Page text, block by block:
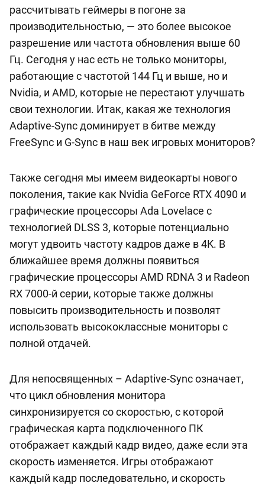
рассчитывать геймеры в погоне за
производительностью, — это более высокое
разрешение или частота обновления выше 60
Гц. Сегодня у нас есть не только мониторы,
работающие с частотой 144 Гц и выше, но и
Nvidia, и AMD, которые не перестают улучшать
свои технологии. Итак, какая же технология
Adaptive-Sync доминирует в битве между
FreeSync и G-Sync в наш век игровых мониторов?
Также сегодня мы имеем видеокарты нового
поколения, такие как Nvidia GeForce RTX 4090 и
графические процессоры Ada Lovelace с
технологией DLSS 3, которые потенциально
могут удвоить частоту кадров даже в 4K. В
ближайшее время должны появиться
графические процессоры AMD RDNA 3 и Radeon
RX 7000-й серии, которые также должны
повысить производительность и позволят
использовать высококлассные мониторы с
полной отдачей.
Для непосвященных – Adaptive-Sync означает,
что цикл обновления монитора
синхронизируется со скоростью, с которой
графическая карта подключенного ПК
отображает каждый кадр видео, даже если эта
скорость изменяется. Игры отображают
каждый кадр последовательно, и скорость